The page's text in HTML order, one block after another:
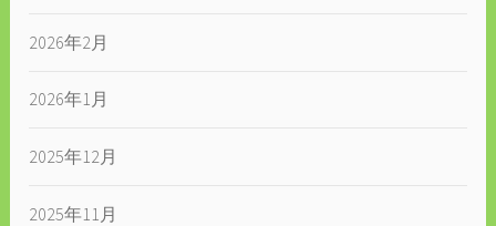
2026年2月
2026年1月
2025年12月
2025年11月